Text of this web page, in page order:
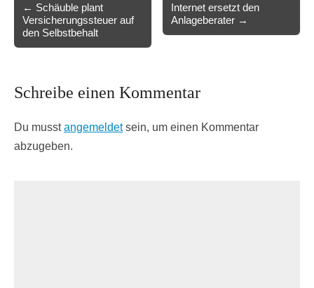
navigation
← Schäuble plant
Versicherungssteuer auf
den Selbstbehalt
Internet ersetzt den
Anlageberater →
Schreibe einen Kommentar
Du musstangemeldetsein, um einen Kommentar
abzugeben.